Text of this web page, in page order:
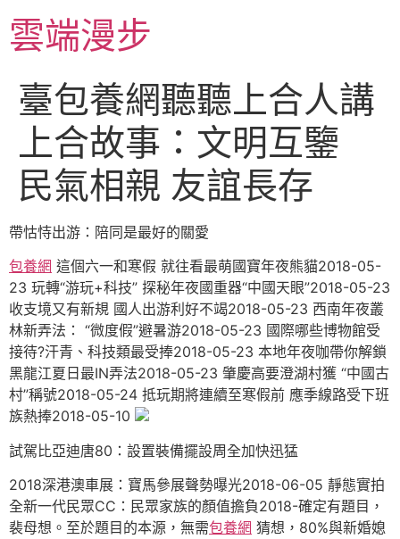
至雲端漫步
臺包養網聽聽上合人講
上合故事：文明互鑒
民氣相親 友誼長存
帶怙恃出游：陪同是最好的關愛
包養網 這個六一和寒假 就往看最萌國寶年夜熊貓2018-05-
23 玩轉“游玩+科技” 探秘年夜國重器“中國天眼”2018-05-23
收支境又有新規 國人出游利好不竭2018-05-23 西南年夜叢
林新弄法： “微度假”避暑游2018-05-23 國際哪些博物館受
接待?汗青、科技類最受捧2018-05-23 本地年夜咖帶你解鎖
黑龍江夏日最IN弄法2018-05-23 肇慶高要澄湖村獲 “中國古
村”稱號2018-05-24 抵玩期將連續至寒假前 應季線路受下班
族熱捧2018-05-10
試駕比亞迪唐80：設置裝備擺設周全加快迅猛
2018深港澳車展：寶馬參展聲勢曝光2018-06-05 靜態實拍
全新一代民眾CC：民眾家族的顏值擔負2018-確定有題目，
裴母想。至於題目的本源，無需包養網 猜想，80%與新婚媳